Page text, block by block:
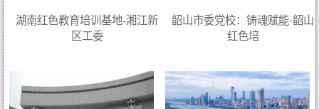
湖南红色教育培训基地-湘江新
区工委
韶山市委党校：铸魂赋能·韶山
红色培